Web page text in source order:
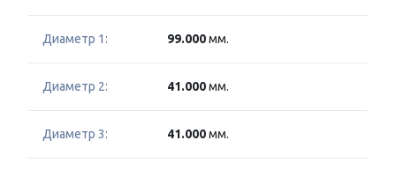
Диаметр 1: 99.000мм.
Диаметр 2: 41.000мм.
Диаметр 3: 41.000мм.